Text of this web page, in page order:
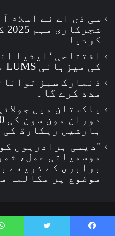
سی ڈی اے نے اسلام
کردیا
افتتاحی ‘ایشیا
کی میزبانی LUMS میں ہوئی۔
ڈنمارک سبز
مدد کرے گا۔
پاکستان میں
بارشیں ریکارڈ کی
"دیسی برادریوں
موسمیاتی عمل،
برابری کے ذریعے
موضوع پر مکالمہ